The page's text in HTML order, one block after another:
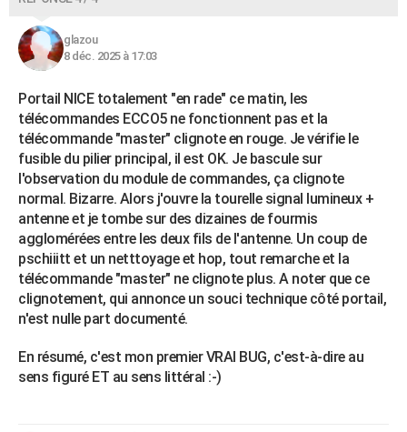
glazou
8 déc. 2025 à 17:03
Portail NICE totalement "en rade" ce matin, les
télécommandes ECCO5 ne fonctionnent pas et la
télécommande "master" clignote en rouge. Je vérifie le
fusible du pilier principal, il est OK. Je bascule sur
l'observation du module de commandes, ça clignote
normal. Bizarre. Alors j'ouvre la tourelle signal lumineux +
antenne et je tombe sur des dizaines de fourmis
agglomérées entre les deux fils de l'antenne. Un coup de
pschiiitt et un netttoyage et hop, tout remarche et la
télécommande "master" ne clignote plus. A noter que ce
clignotement, qui annonce un souci technique côté portail,
n'est nulle part documenté.
En résumé, c'est mon premier VRAI BUG, c'est-à-dire au
sens figuré ET au sens littéral :-)